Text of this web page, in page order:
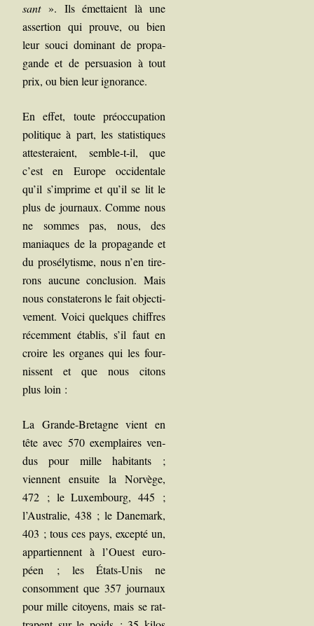
sant». Ils émet­taient là une
asser­tion qui prouve, ou bien
leur sou­ci domi­nant de pro­pa­
gande et de per­sua­sion à tout
prix, ou bien leur ignorance.
En effet, toute pré­oc­cu­pa­tion
poli­tique à part, les sta­tis­tiques
attes­te­raient, semble-t-il, que
c’est en Europe occi­den­tale
qu’il s’imprime et qu’il se lit le
plus de jour­naux. Comme nous
ne sommes pas, nous, des
maniaques de la pro­pa­gande et
du pro­sé­ly­tisme, nous n’en tire­
rons aucune conclu­sion. Mais
nous consta­te­rons le fait objec­ti­
ve­ment. Voi­ci quelques chiffres
récem­ment éta­blis, s’il faut en
croire les organes qui les four­
nissent et que nous citons
plus loin :
La Grande-Bre­tagne vient en
tête avec 570 exem­plaires ven­
dus pour mille habi­tants ;
viennent ensuite la Nor­vège,
472 ; le Luxem­bourg, 445 ;
l’Australie, 438 ; le Dane­mark,
403 ; tous ces pays, excep­té un,
appar­tiennent à l’Ouest euro­
péen ; les États-Unis ne
consomment que 357 jour­naux
pour mille citoyens, mais se rat­